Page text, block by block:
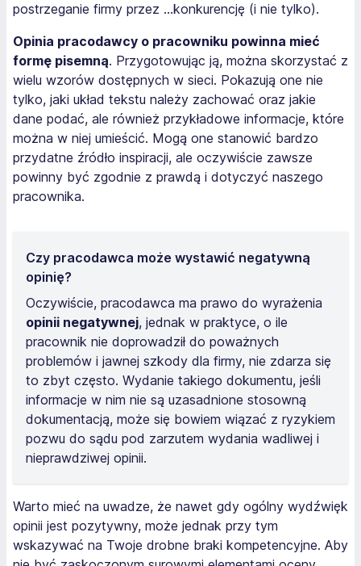
postrzeganie firmy przez …konkurencję (i nie tylko).
Opinia pracodawcy o pracowniku powinna mieć
formę pisemną. Przygotowując ją, można skorzystać z
wielu wzorów dostępnych w sieci. Pokazują one nie
tylko, jaki układ tekstu należy zachować oraz jakie
dane podać, ale również przykładowe informacje, które
można w niej umieścić. Mogą one stanowić bardzo
przydatne źródło inspiracji, ale oczywiście zawsze
powinny być zgodnie z prawdą i dotyczyć naszego
pracownika.
Czy pracodawca może wystawić negatywną
opinię?
Oczywiście, pracodawca ma prawo do wyrażenia
opinii negatywnej, jednak w praktyce, o ile
pracownik nie doprowadził do poważnych
problemów i jawnej szkody dla firmy, nie zdarza się
to zbyt często. Wydanie takiego dokumentu, jeśli
informacje w nim nie są uzasadnione stosowną
dokumentacją, może się bowiem wiązać z ryzykiem
pozwu do sądu pod zarzutem wydania wadliwej i
nieprawdziwej opinii.
Warto mieć na uwadze, że nawet gdy ogólny wydźwięk
opinii jest pozytywny, może jednak przy tym
wskazywać na Twoje drobne braki kompetencyjne. Aby